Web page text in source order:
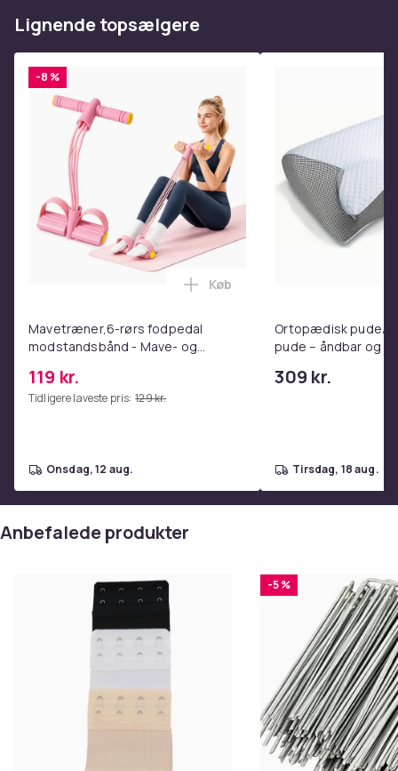
Vægt, gram
Varenr.
d8b3e961-91f5-40d0-b9cc-9e82063a1729
Produktsikkerhedsinformation
Lignende topsælgere
-8 %
Mavetræner,6-rørs fodpedal
modstandsbånd - Mave- og
hjemmetræningscenter Pink
119 kr.
Tidligere laveste pris: 129 kr.
Læg Mavetræner,6-rørs
Køb
onsdag, 12 aug.
Ortopædisk pude/
pude – åndbar og
309 kr.
tirsdag, 18 aug.
Anbefalede produkter
-5 %